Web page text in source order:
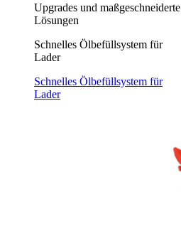
Upgrades und maßgeschneiderte
Lösungen
Schnelles Ölbefüllsystem für
Lader
Schnelles Ölbefüllsystem für
Lader